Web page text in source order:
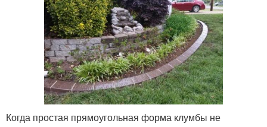
Когда простая прямоугольная форма клумбы не